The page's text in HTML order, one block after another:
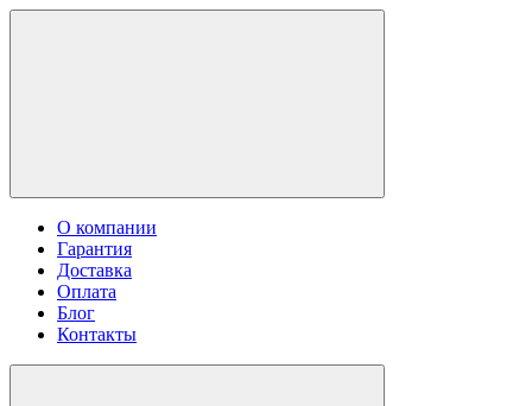
О компании
Гарантия
Доставка
Оплата
Блог
Контакты